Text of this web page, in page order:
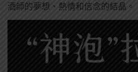
酒師的夢想、熱情和信念的結晶。